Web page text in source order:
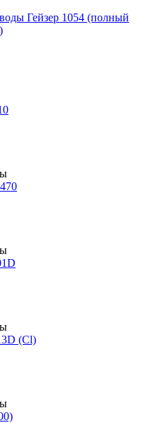
Гейзер 1054 (полный
(Cl)